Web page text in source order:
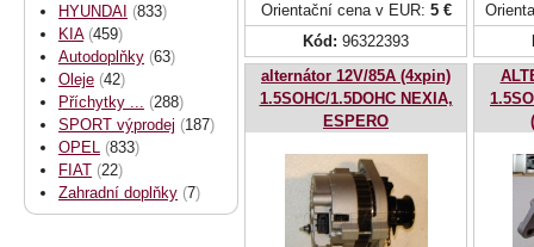
HYUNDAI (833)
KIA (459)
Autodoplňky (63)
Oleje (42)
Příchytky ... (288)
SPORT výprodej (187)
OPEL (833)
FIAT (22)
Zahradní doplňky (7)
Orientační cena v EUR: 5 €
Kód: 96322393
alternátor 12V/85A (4xpin)
1.5SOHC/1.5DOHC NEXIA,
ESPERO